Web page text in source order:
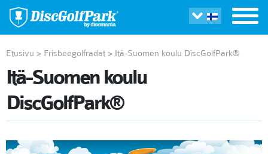
Etusivu > Frisbeegolfradat > Itä-Suomen koulu DiscGolfPark®
Itä-Suomen koulu
DiscGolfPark®